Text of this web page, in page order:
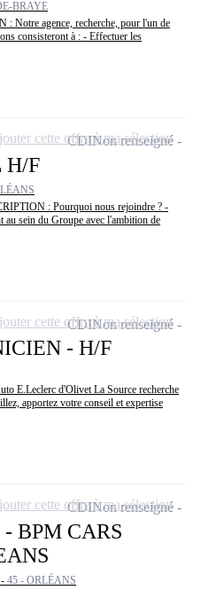
BRAYE
Notre agence, recherche, pour l'un de
consisteront à : - Effectuer les
H/F
: Pourquoi nous rejoindre ? -
sein du Groupe avec l'ambition de
CDINon renseigné
cette offre à ma sélection
- H/F
E.Leclerc d'Olivet La Source recherche
apportez votre conseil et expertise
CDINon renseigné
cette offre à ma sélection
BPM CARS
45 - ORLÉANS
CDINon renseigné
cette offre à ma sélection